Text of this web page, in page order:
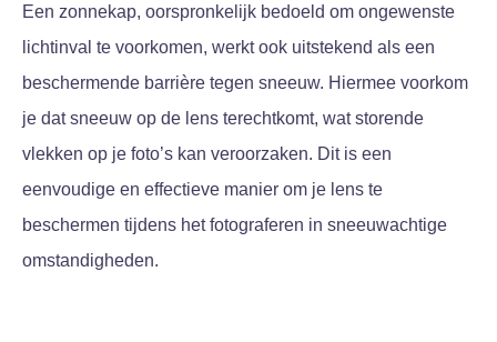
Een zonnekap, oorspronkelijk bedoeld om ongewenste
lichtinval te voorkomen, werkt ook uitstekend als een
beschermende barrière tegen sneeuw. Hiermee voorkom
je dat sneeuw op de lens terechtkomt, wat storende
vlekken op je foto’s kan veroorzaken. Dit is een
eenvoudige en effectieve manier om je lens te
beschermen tijdens het fotograferen in sneeuwachtige
omstandigheden.